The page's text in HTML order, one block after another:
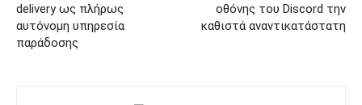
delivery ως πλήρως
αυτόνομη υπηρεσία
παράδοσης
οθόνης του Discord την
καθιστά αναντικατάστατη